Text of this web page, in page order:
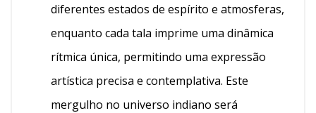
diferentes estados de espírito e atmosferas,
enquanto cada tala imprime uma dinâmica
rítmica única, permitindo uma expressão
artística precisa e contemplativa. Este
mergulho no universo indiano será